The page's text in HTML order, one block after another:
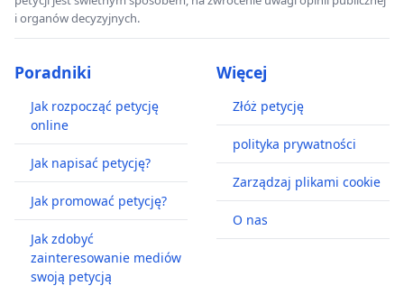
i organów decyzyjnych.
Poradniki
Jak rozpocząć petycję
online
Jak napisać petycję?
Jak promować petycję?
Jak zdobyć
zainteresowanie mediów
swoją petycją
Więcej
Złóż petycję
polityka prywatności
Zarządzaj plikami cookie
O nas